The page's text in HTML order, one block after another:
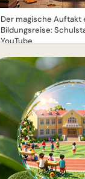
Der magische Auftakt
Bildungsreise:
YouTube